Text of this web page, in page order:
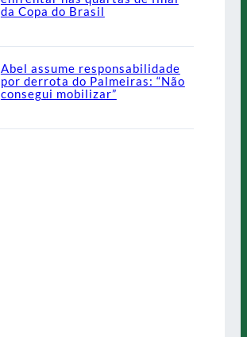
da Copa do Brasil
Abel assume responsabilidade
por derrota do Palmeiras: “Não
consegui mobilizar”